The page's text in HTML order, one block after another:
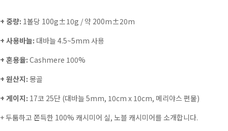
+ 중량: 1볼당 100g±10g / 약 200m±20m
+ 사용바늘: 대바늘 4.5~5mm 사용
+ 혼용율: Cashmere 100%
+ 원산지: 몽골
+ 게이지: 17코 25단 (대바늘 5mm, 10cm x 10cm, 메리야스 편물)
+두툼하고 쫀득한 100% 캐시미어 실, 노블 캐시미어를 소개합니다.